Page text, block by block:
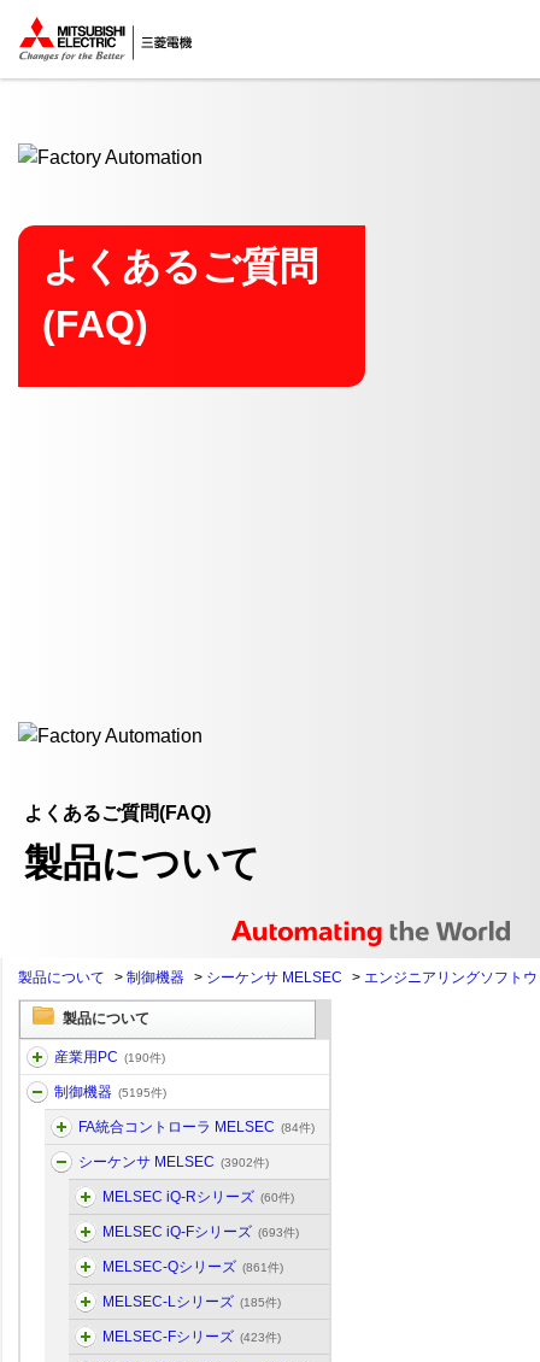
ここから本文
よくあるご質問
(FAQ)
よくあるご質問(FAQ)
製品について
製品について > 制御機器 > シーケンサ MELSEC > エンジニアリングソフト
製品について
産業用PC (190件)
制御機器 (5195件)
FA統合コントローラ MELSEC (84件)
シーケンサ MELSEC (3902件)
MELSEC iQ-Rシリーズ (60件)
MELSEC iQ-Fシリーズ (693件)
MELSEC-Qシリーズ (861件)
MELSEC-Lシリーズ (185件)
MELSEC-Fシリーズ (423件)